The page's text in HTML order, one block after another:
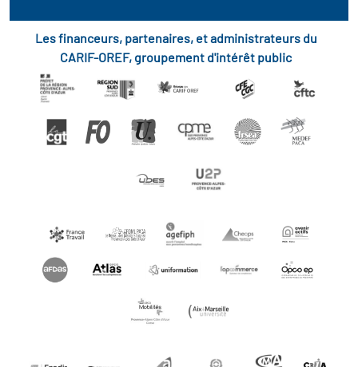
Les financeurs, partenaires, et administrateurs du
CARIF-OREF, groupement d'intérêt public